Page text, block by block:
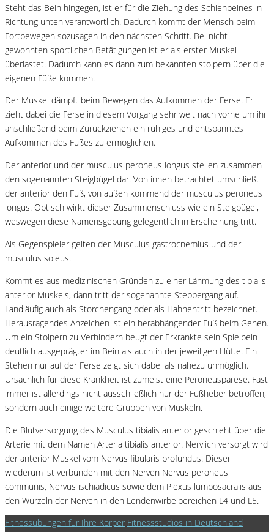
Steht das Bein hingegen, ist er für die Ziehung des Schienbeines in
Richtung unten verantwortlich. Dadurch kommt der Mensch beim
Fortbewegen sozusagen in den nächsten Schritt. Bei nicht
gewohnten sportlichen Betätigungen ist er als erster Muskel
überlastet. Dadurch kann es dann zum bekannten stolpern über die
eigenen Füße kommen.
Der Muskel dämpft beim Bewegen das Aufkommen der Ferse. Er
zieht dabei die Ferse in diesem Vorgang sehr weit nach vorne um ihr
anschließend beim Zurückziehen ein ruhiges und entspanntes
Aufkommen des Fußes zu ermöglichen.
Der anterior und der musculus peroneus longus stellen zusammen
den sogenannten Steigbügel dar. Von innen betrachtet umschließt
der anterior den Fuß, von außen kommend der musculus peroneus
longus. Optisch wirkt dieser Zusammenschluss wie ein Steigbügel,
weswegen diese Namensgebung gelegentlich in Erscheinung tritt.
Als Gegenspieler gelten der Musculus gastrocnemius und der
musculus soleus.
Kommt es aus medizinischen Gründen zu einer Lähmung des tibialis
anterior Muskels, dann tritt der sogenannte Steppergang auf.
Landläufig auch als Storchengang oder als Hahnentritt bezeichnet.
Herausragendes Anzeichen ist ein herabhängender Fuß beim Gehen.
Um ein Stolpern zu Verhindern beugt der Erkrankte sein Spielbein
deutlich ausgeprägter im Bein als auch in der jeweiligen Hüfte. Ein
Stehen nur auf der Ferse zeigt sich dabei als nahezu unmöglich.
Ursächlich für diese Krankheit ist zumeist eine Peroneusparese. Fast
immer ist allerdings nicht ausschließlich nur der Fußheber betroffen,
sondern auch einige weitere Gruppen von Muskeln.
Die Blutversorgung des Musculus tibialis anterior geschieht über die
Arterie mit dem Namen Arteria tibialis anterior. Nervlich versorgt wird
der anterior Muskel vom Nervus fibularis profundus. Dieser
wiederum ist verbunden mit den Nerven Nervus peroneus
communis, Nervus ischiadicus sowie dem Plexus lumbosacralis aus
den Wurzeln der Nerven in den Lendenwirbelbereichen L4 und L5.
Fitnessübungen für Ihre Körper Fitnessstudios in Deutschland